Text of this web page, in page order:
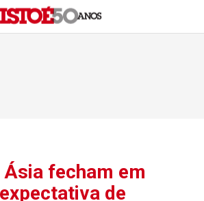
fecham em
de